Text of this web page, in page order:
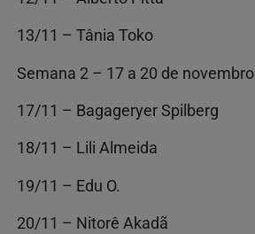
13/11 – Tânia Toko
Semana 2 – 17 a 20 de novembro
17/11 – Bagageryer Spilberg
18/11 – Lili Almeida
19/11 – Edu O.
20/11 – Nitorê Akadã